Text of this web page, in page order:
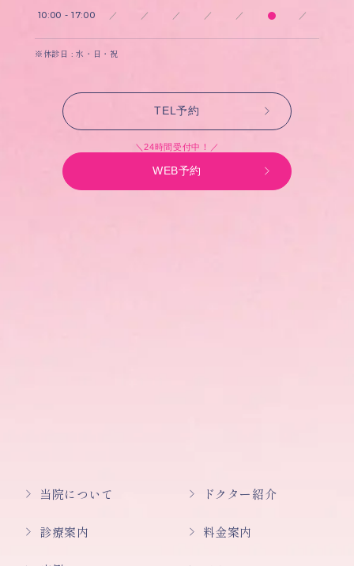
10:00 - 17:00 ／ ／ ／ ／ ／ ／
※休診日 : 水・日・祝
TEL予約
＼24時間受付中！／
WEB予約
当院について ドクター紹介
診療案内 料金案内